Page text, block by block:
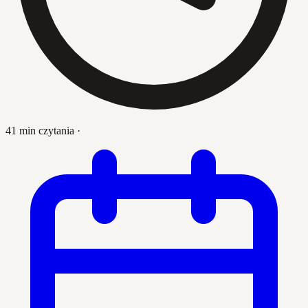
41 min czytania ·